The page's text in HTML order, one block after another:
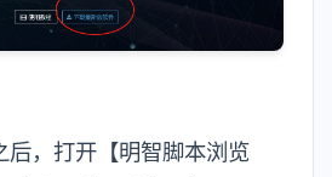
后，打开【明智脚本浏览